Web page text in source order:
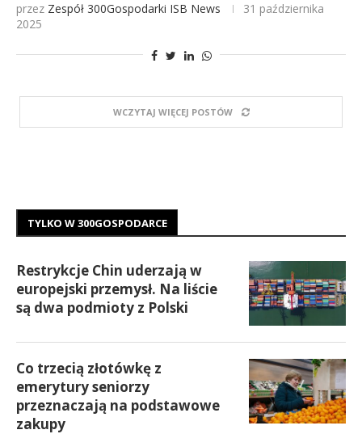
przez Zespół 300Gospodarki ISB News
31 października
2025
WCZYTAJ WIĘCEJ POSTÓW
TYLKO W 300GOSPODARCE
Restrykcje Chin uderzają w
europejski przemysł. Na liście
są dwa podmioty z Polski
Co trzecią złotówkę z
emerytury seniorzy
przeznaczają na podstawowe
zakupy